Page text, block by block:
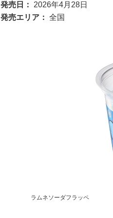
発売日： 2026年4月28日
発売エリア： 全国
ラムネソーダフラッペ